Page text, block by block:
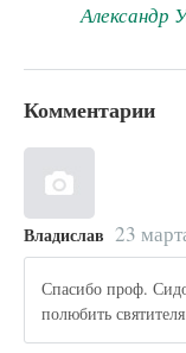
Александр
Комментарии
Владислав 23
Спасибо проф.
полюбить